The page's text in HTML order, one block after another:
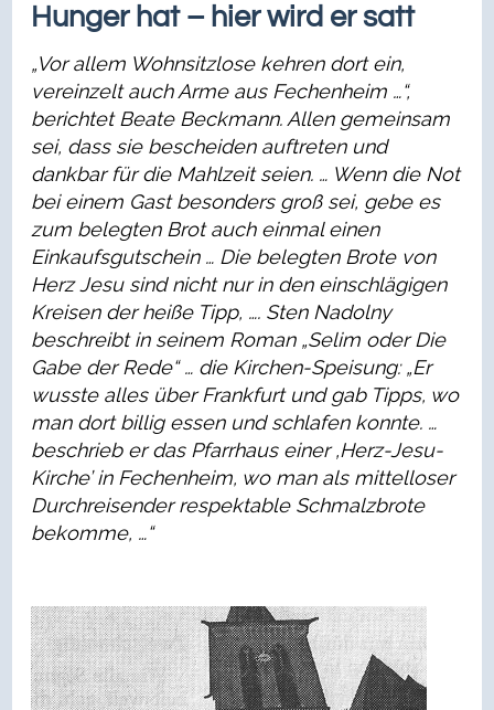
Hunger hat – hier wird er satt
„Vor allem Wohnsitzlose kehren dort ein,
vereinzelt auch Arme aus Fechenheim …“,
berichtet Beate Beckmann. Allen gemeinsam
sei, dass sie bescheiden auftreten und
dankbar für die Mahlzeit seien. … Wenn die Not
bei einem Gast besonders groß sei, gebe es
zum belegten Brot auch einmal einen
Einkaufsgutschein … Die belegten Brote von
Herz Jesu sind nicht nur in den einschlägigen
Kreisen der heiße Tipp, …. Sten Nadolny
beschreibt in seinem Roman „Selim oder Die
Gabe der Rede“ … die Kirchen-Speisung: „Er
wusste alles über Frankfurt und gab Tipps, wo
man dort billig essen und schlafen konnte. …
beschrieb er das Pfarrhaus einer ‚Herz-Jesu-
Kirche’ in Fechenheim, wo man als mittelloser
Durchreisender respektable Schmalzbrote
bekomme, …“